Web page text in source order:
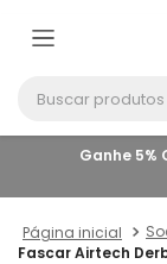
Ganhe 5%
Fascar Airtech